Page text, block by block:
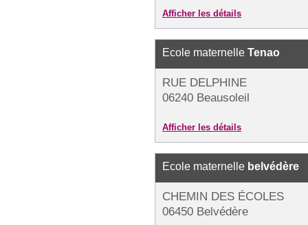
Afficher les détails
Ecole maternelle Tenao
RUE DELPHINE
06240 Beausoleil
Afficher les détails
Ecole maternelle belvédère
CHEMIN DES ÉCOLES
06450 Belvédère